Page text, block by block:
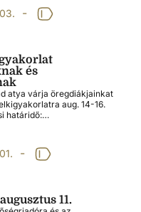
-
és
atya várja öregdiákjainkat
aug. 14-16.
határidő:…
-
11.